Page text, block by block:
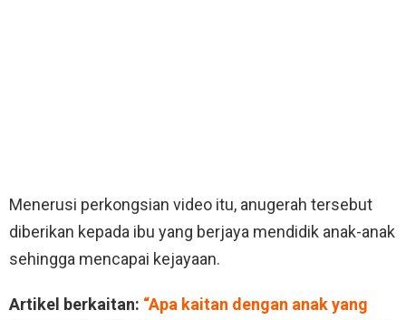
Menerusi perkongsian video itu, anugerah tersebut
diberikan kepada ibu yang berjaya mendidik anak-anak
sehingga mencapai kejayaan.
Artikel berkaitan: “Apa kaitan dengan anak yang